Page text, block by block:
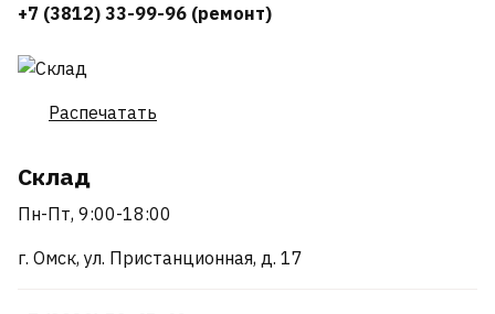
+7 (3812) 33-99-96 (ремонт)
Распечатать
Склад
Пн-Пт, 9:00-18:00
г. Омск, ул. Пристанционная, д. 17